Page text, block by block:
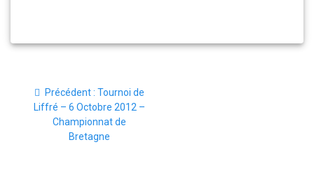
de
l’article
Précédent : Article
précédent
:
Tournoi de
Liffré – 6 Octobre 2012 –
Championnat de
Bretagne